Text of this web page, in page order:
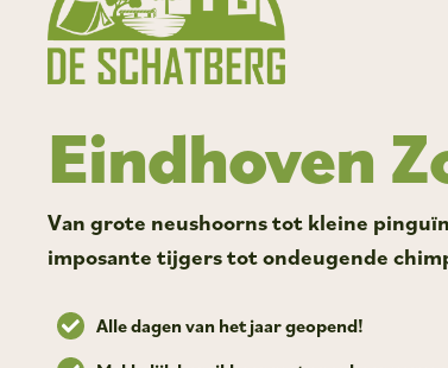
Eindhoven
Van grote neushoorns tot kleine
imposante tijgers tot ondeugende
Alle dagen van het jaar geopend!